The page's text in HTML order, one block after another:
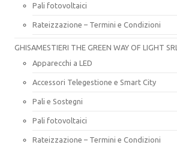
Pali fotovoltaici
Rateizzazione – Termini e Condizioni
GHISAMESTIERI THE GREEN WAY OF LIGHT SRL
Apparecchi a LED
Accessori Telegestione e Smart City
Pali e Sostegni
Pali fotovoltaici
Rateizzazione – Termini e Condizioni